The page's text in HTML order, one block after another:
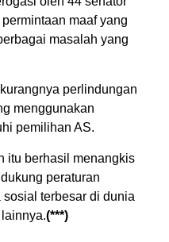
maaf yang
masalah yang
perlindungan
menggunakan
pemilihan AS.
itu berhasil menangkis
peraturan
terbesar di dunia
(***)